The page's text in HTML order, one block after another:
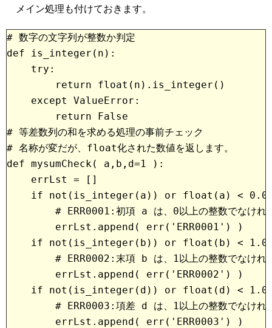
メイン処理も付けておきます。
# 数字の文字列が整数か判定
def is_integer(n):
    try:
        return float(n).is_integer()
    except ValueError:
        return False
# 等差数列の和を求める処理の事前チェック
# 名称が変だが、float化された数値を返します。
def mysumCheck( a,b,d=1 ):
    errLst = []
if not(is_integer(a)) or float(a) < 0.0
# ERR0001:初項 a は、0以上の整数でなけれ
        errLst.append( err('ERR0001') )
if not(is_integer(b)) or float(b) < 1.0
# ERR0002:末項 b は、1以上の整数でなけれ
        errLst.append( err('ERR0002') )
if not(is_integer(d)) or float(d) < 1.0
# ERR0003:項差 d は、1以上の整数でなけれ
        errLst.append( err('ERR0003') )